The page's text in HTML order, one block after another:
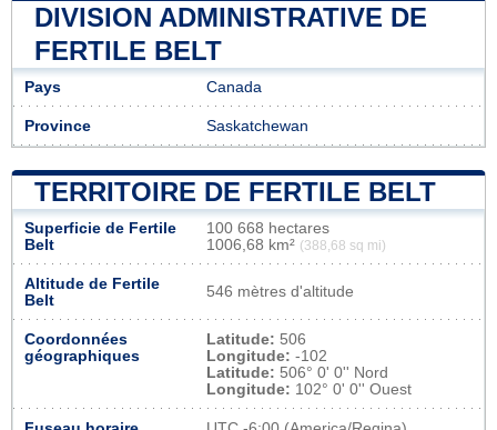
DIVISION ADMINISTRATIVE DE
FERTILE BELT
Pays Canada
Province Saskatchewan
TERRITOIRE DE FERTILE BELT
Superficie de Fertile
Belt
100 668 hectares
1006,68 km² (388,68 sq mi)
Altitude de Fertile
Belt
546 mètres d'altitude
Coordonnées
géographiques
Latitude: 506
Longitude: -102
Latitude: 506° 0' 0'' Nord
Longitude: 102° 0' 0'' Ouest